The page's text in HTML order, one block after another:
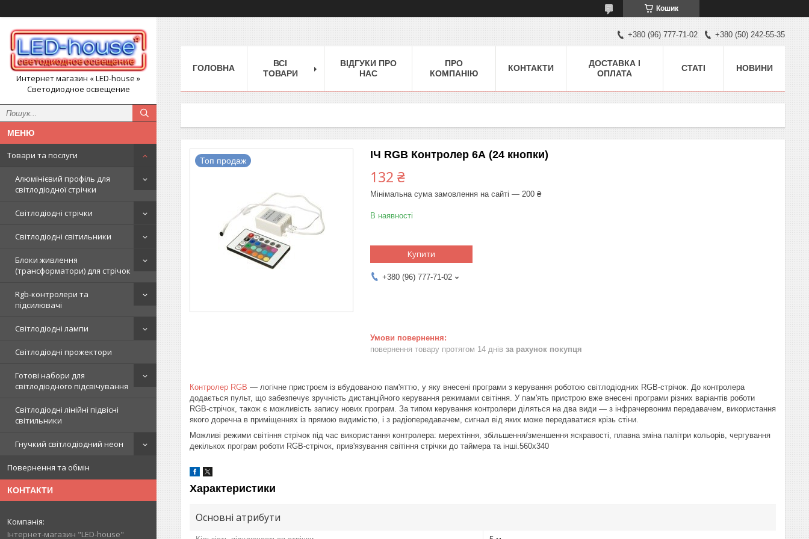
Кошик
Интернет магазин « LED-house »
Светодиодное освещение
Товари та послуги
Алюмінієвий профіль для
світлодіодної стрічки
Світлодіодні стрічки
Світлодіодні світильники
Блоки живлення
(трансформатори) для стрічок
Rgb-контролери та
підсилювачі
Світлодіодні лампи
Світлодіодні прожектори
Готові набори для
світлодіодного підсвічування
Світлодіодні лінійні підвісні
світильники
Гнучкий світлодіодний неон
Повернення та обмін
КОНТАКТИ
Інтернет-магазин "LED-house"
+380 (96) 777-71-02 +380 (50) 242-55-35
ГОЛОВНА
ВСІ
ТОВАРИ
ВІДГУКИ ПРО
НАС
ПРО
КОМПАНІЮ
КОНТАКТИ
ДОСТАВКА І
ОПЛАТА
СТАТІ НОВИНИ
Топ продаж ІЧ RGB Контролер 6А (24 кнопки)
132 ₴
Мінімальна сума замовлення на сайті — 200 ₴
В наявності
Купити
+380 (96) 777-71-02
повернення товару протягом 14 днів за рахунок покупця
Контролер RGB — логічне пристроєм із вбудованою пам'яттю, у яку внесені програми з керування роботою світлодіодних RGB-стрічок. До контролера
додається пульт, що забезпечує зручність дистанційного керування режимами світіння. У пам'ять пристрою вже внесені програми різних варіантів роботи
RGB-стрічок, також є можливість запису нових програм. За типом керування контролери діляться на два види — з інфрачервоним передавачем, використання
якого доречна в приміщеннях із прямою видимістю, і з радіопередавачем, сигнал від яких може передаватися крізь стіни.
Можливі режими світіння стрічок під час використання контролера: мерехтіння, збільшення/зменшення яскравості, плавна зміна палітри кольорів, чергування
декількох програм роботи RGB-стрічок, прив'язування світіння стрічки до таймера та інші.560x340
Характеристики
Основні атрибути